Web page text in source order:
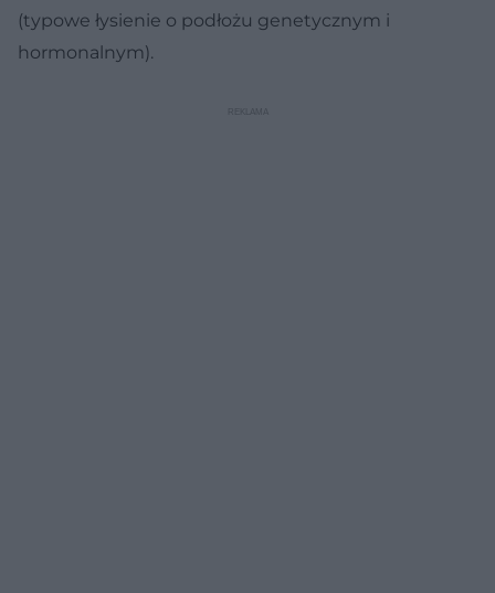
(typowe łysienie o podłożu genetycznym i
hormonalnym).